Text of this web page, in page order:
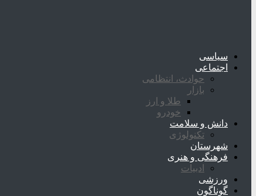
سیاسی
اجتماعی
حوادث، انتظامی
بازار
طلا و ارز
خودرو
دانش و سلامت
تکنولوژی
شهرستان
فرهنگی و هنری
ادبیات
ورزشی
گوناگون